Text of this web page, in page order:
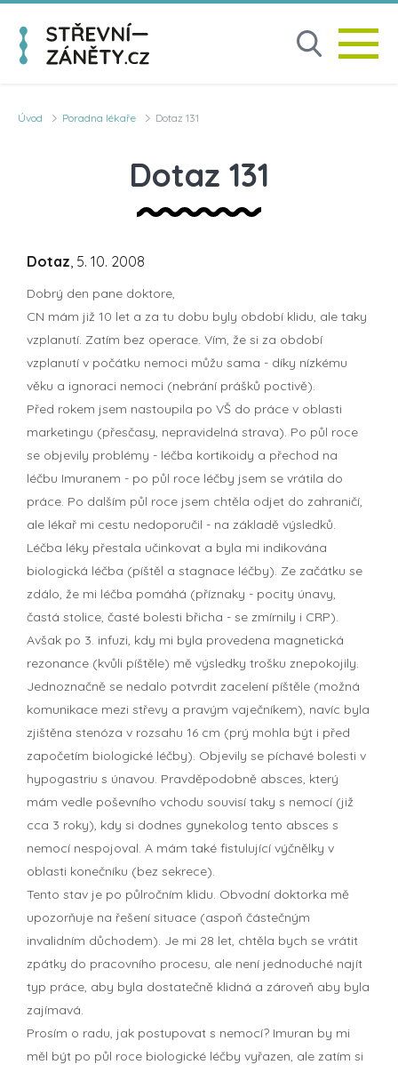
Úvod Poradna lékaře Dotaz 131
Dotaz 131
Dotaz, 5. 10. 2008
Dobrý den pane doktore,
CN mám již 10 let a za tu dobu byly období klidu, ale taky
vzplanutí. Zatím bez operace. Vím, že si za období
vzplanutí v počátku nemoci můžu sama - díky nízkému
věku a ignoraci nemoci (nebrání prášků poctivě).
Před rokem jsem nastoupila po VŠ do práce v oblasti
marketingu (přesčasy, nepravidelná strava). Po půl roce
se objevily problémy - léčba kortikoidy a přechod na
léčbu Imuranem - po půl roce léčby jsem se vrátila do
práce. Po dalším půl roce jsem chtěla odjet do zahraničí,
ale lékař mi cestu nedoporučil - na základě výsledků.
Léčba léky přestala učinkovat a byla mi indikována
biologická léčba (píštěl a stagnace léčby). Ze začátku se
zdálo, že mi léčba pomáhá (příznaky - pocity únavy,
častá stolice, časté bolesti břicha - se zmírnily i CRP).
Avšak po 3. infuzi, kdy mi byla provedena magnetická
rezonance (kvůli píštěle) mě výsledky trošku znepokojily.
Jednoznačně se nedalo potvrdit zacelení píštěle (možná
komunikace mezi střevy a pravým vaječníkem), navíc byla
zjištěna stenóza v rozsahu 16 cm (prý mohla být i před
započetím biologické léčby). Objevily se píchavé bolesti v
hypogastriu s únavou. Pravděpodobně absces, který
mám vedle poševního vchodu souvisí taky s nemocí (již
cca 3 roky), kdy si dodnes gynekolog tento absces s
nemocí nespojoval. A mám také fistulující výčnělky v
oblasti konečníku (bez sekrece).
Tento stav je po půlročním klidu. Obvodní doktorka mě
upozorňuje na řešení situace (aspoň částečným
invalidním důchodem). Je mi 28 let, chtěla bych se vrátit
zpátky do pracovního procesu, ale není jednoduché najít
typ práce, aby byla dostatečně klidná a zároveň aby byla
zajímavá.
Prosím o radu, jak postupovat s nemocí? Imuran by mi
měl být po půl roce biologické léčby vyřazen, ale zatím si